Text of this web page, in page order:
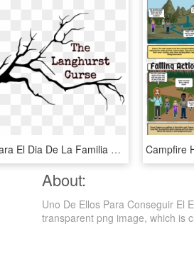
Frases Para El Dia De La Familia Nivel Inicial, HD Png Download
About:
Uno De Ellos Para Conseguir El
transparent png image, which is